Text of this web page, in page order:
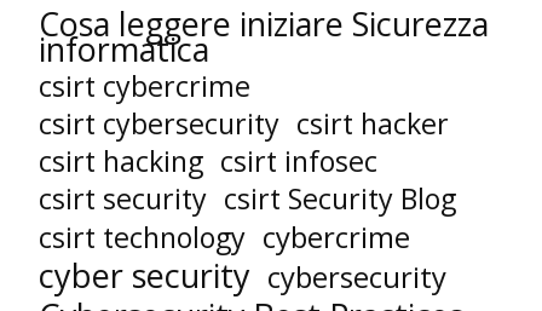
Cosa leggere iniziare Sicurezza
informatica
csirt cybercrime
csirt cybersecurity csirt hacker
csirt hacking csirt infosec
csirt security csirt Security Blog
csirt technology cybercrime
cyber security cybersecurity